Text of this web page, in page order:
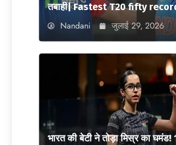
तबाही| Fastest T20 fifty
Nandani जुलाई 29, 2026
भारत की बेटी ने तोड़ा मिस्र का